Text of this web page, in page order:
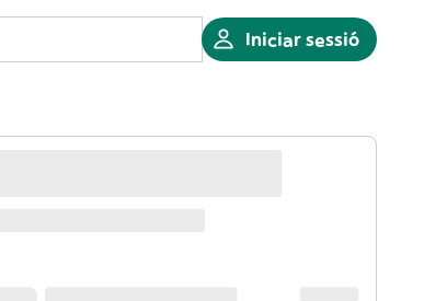
Iniciar sessió